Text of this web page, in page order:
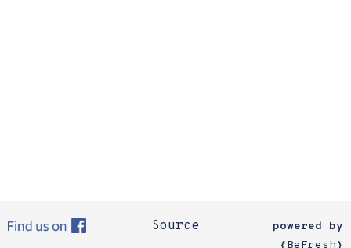
Source
powered by
{BeFresh}